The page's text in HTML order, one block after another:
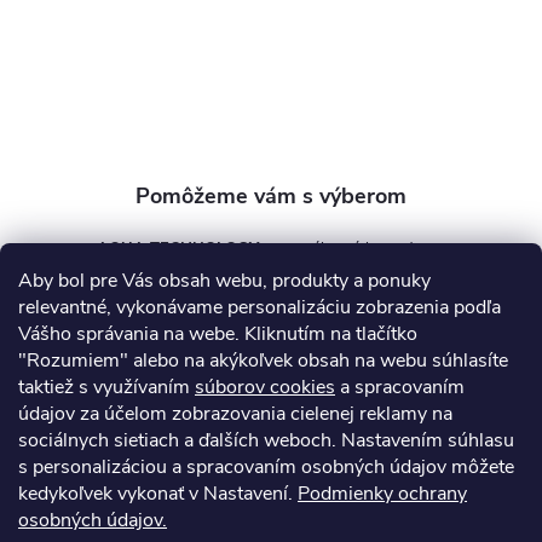
Aby bol pre Vás obsah webu, produkty a ponuky
relevantné, vykonávame personalizáciu zobrazenia podľa
Vášho správania na webe. Kliknutím na tlačítko
"Rozumiem" alebo na akýkoľvek obsah na webu súhlasíte
taktiež s využívaním súborov cookies a spracovaním
údajov za účelom zobrazovania cielenej reklamy na
sociálnych sietiach a ďalších weboch. Nastavením súhlasu
s personalizáciou a spracovaním osobných údajov môžete
kedykoľvek vykonať v Nastavení. Podmienky ochrany
osobných údajov.
AQUA TECHNOLOGY s.r.o.
info @aquatechnology.sk
+421 911 991 394
Informácie pre vás
Kontakty Obchodné podmienky